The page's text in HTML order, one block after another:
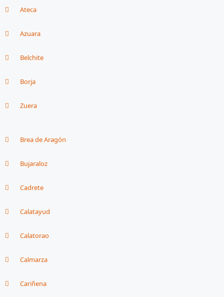
Ateca
Azuara
Belchite
Borja
Zuera
Brea de Aragón
Bujaraloz
Cadrete
Calatayud
Calatorao
Calmarza
Cariñena